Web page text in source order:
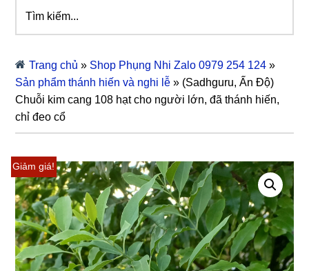
kiếm...
Trang chủ » Shop Phụng Nhi Zalo 0979 254 124 »
Sản phẩm thánh hiến và nghi lễ » (Sadhguru, Ấn Độ)
Chuỗi kim cang 108 hạt cho người lớn, đã thánh hiến,
chỉ đeo cổ
Giảm giá!